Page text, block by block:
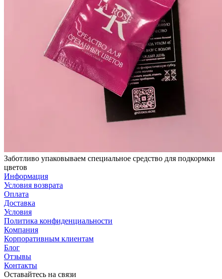
Заботливо упаковываем специальное средство для подкормки
цветов
Информация
Условия возврата
Оплата
Доставка
Условия
Политика конфиденциальности
Компания
Корпоративным клиентам
Блог
Отзывы
Контакты
Оставайтесь на связи